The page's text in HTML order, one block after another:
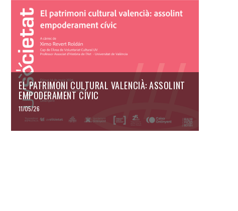
EL PATRIMONI CULTURAL VALENCIÀ: ASSOLINT
EMPODERAMENT CÍVIC
11/05/26